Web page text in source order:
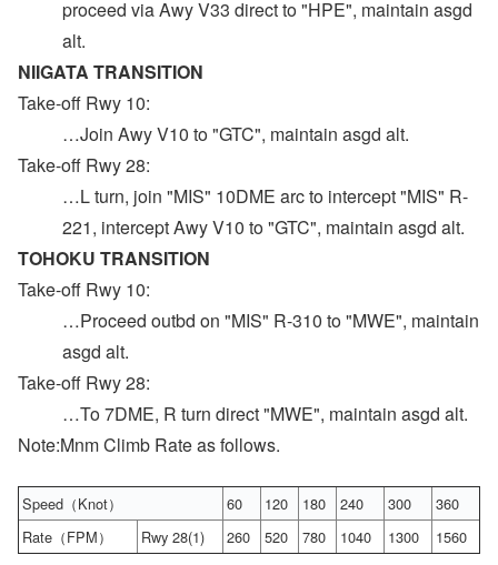
proceed via Awy V33 direct to "HPE", maintain asgd
alt.
NIIGATA TRANSITION
Take-off Rwy 10:
…Join Awy V10 to "GTC", maintain asgd alt.
Take-off Rwy 28:
…L turn, join "MIS" 10DME arc to intercept "MIS" R-
221, intercept Awy V10 to "GTC", maintain asgd alt.
TOHOKU TRANSITION
Take-off Rwy 10:
…Proceed outbd on "MIS" R-310 to "MWE", maintain
asgd alt.
Take-off Rwy 28:
…To 7DME, R turn direct "MWE", maintain asgd alt.
Note:Mnm Climb Rate as follows.
Speed（Knot） 60 120 180 240 300
360
Rate（FPM）
Rwy 28(1) 260 520 780 1040 1300 1560